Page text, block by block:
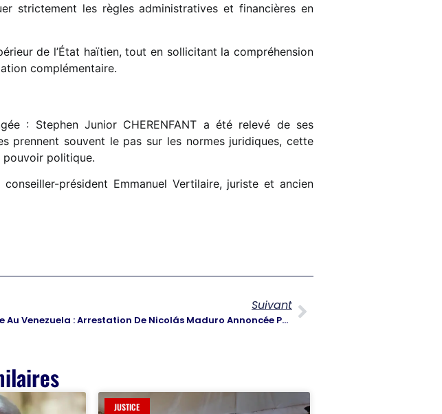
strictement les règles administratives et financières en
de l’État haïtien, tout en sollicitant la compréhension
complémentaire.
: Stephen Junior CHERENFANT a été relevé de ses
prennent souvent le pas sur les normes juridiques, cette
politique.
président Emmanuel Vertilaire, juriste et ancien
Suivant
Crise Au Venezuela : Arrestation De Nicolás Maduro Annoncée Par Washington
JUSTICE